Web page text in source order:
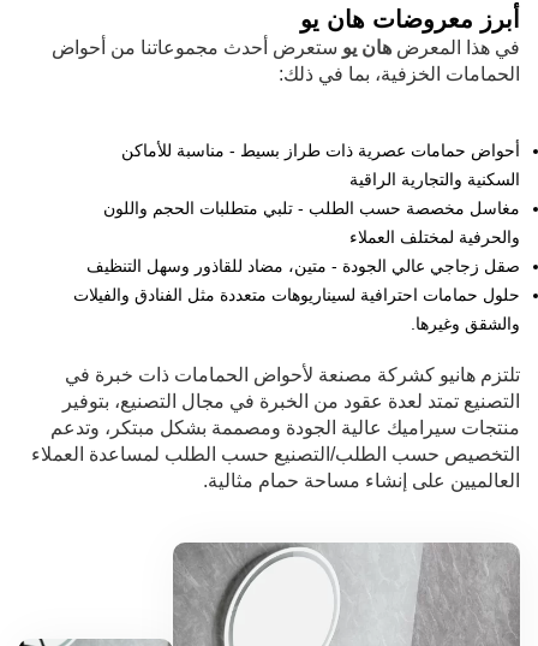
أبرز معروضات هان يو
في هذا المعرض هان يو ستعرض أحدث مجموعاتنا من أحواض
الحمامات الخزفية، بما في ذلك:
أحواض حمامات عصرية ذات طراز بسيط - مناسبة للأماكن
السكنية والتجارية الراقية
مغاسل مخصصة حسب الطلب - تلبي متطلبات الحجم واللون
والحرفية لمختلف العملاء
صقل زجاجي عالي الجودة - متين، مضاد للقاذور وسهل التنظيف
حلول حمامات احترافية لسيناريوهات متعددة مثل الفنادق والفيلات
والشقق وغيرها.
تلتزم هانيو كشركة مصنعة لأحواض الحمامات ذات خبرة في
التصنيع تمتد لعدة عقود من الخبرة في مجال التصنيع، بتوفير
منتجات سيراميك عالية الجودة ومصممة بشكل مبتكر، وتدعم
التخصيص حسب الطلب/التصنيع حسب الطلب لمساعدة العملاء
العالميين على إنشاء مساحة حمام مثالية.